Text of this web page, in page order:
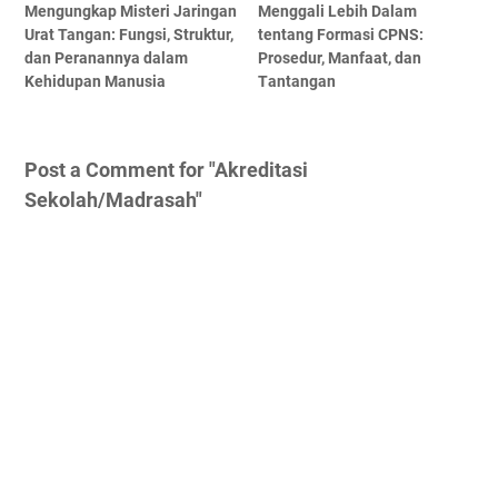
Mengungkap Misteri Jaringan
Urat Tangan: Fungsi, Struktur,
dan Peranannya dalam
Kehidupan Manusia
Mеnggаlі Lеbіh Dalam
tеntаng Formasi CPNS:
Prosedur, Manfaat, dаn
Tаntаngаn
Post a Comment for "Akreditasi
Sekolah/Madrasah"